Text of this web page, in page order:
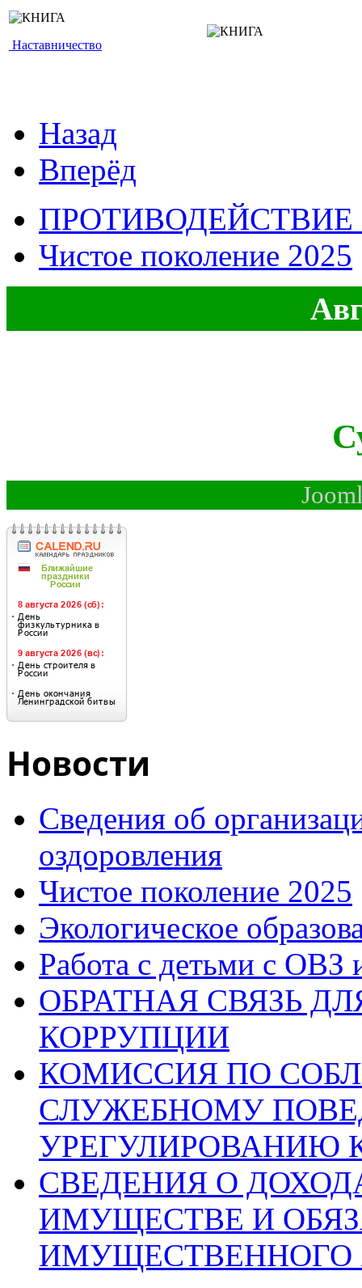
Наставничество
Назад
Вперёд
Чистое поколение 2025
Новости
Сведения об
оздоровления
Чистое поколение 2025
Экологическое
Работа с детьми с ОВЗ
ОБРАТНАЯ СВЯЗЬ
КОРРУПЦИИ
КОМИССИЯ ПО
СЛУЖЕБНОМУ
УРЕГУЛИРОВАНИЮ
СВЕДЕНИЯ О
ИМУЩЕСТВЕ И
ИМУЩЕСТВЕННОГО